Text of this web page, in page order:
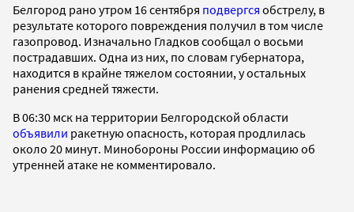
Белгород рано утром 16 сентября подвергся обстрелу, в
результате которого повреждения получил в том числе
газопровод. Изначально Гладков сообщал о восьми
пострадавших. Одна из них, по словам губернатора,
находится в крайне тяжелом состоянии, у остальных
ранения средней тяжести.
В 06:30 мск на территории Белгородской области
объявили ракетную опасность, которая продлилась
около 20 минут. Минобороны России информацию об
утренней атаке не комментировало.